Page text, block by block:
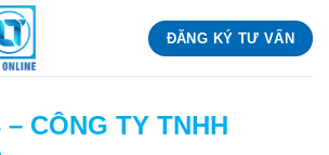
ĐĂNG KÝ TƯ VẤN
– CÔNG TY TNHH